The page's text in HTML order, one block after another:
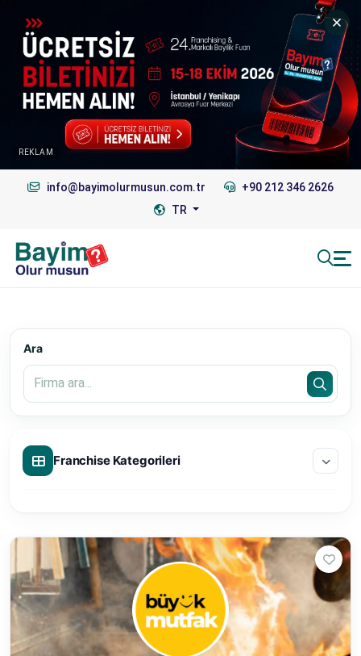
REKLAM
info@bayimolurmusun.com.tr
+90 212 346 2626
TR
Ara
Franchise Kategorileri